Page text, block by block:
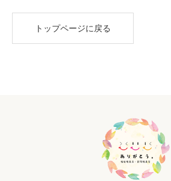
トップページに戻る